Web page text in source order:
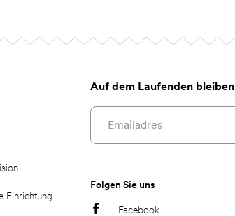
Einrichtung
Auf dem Laufenden bleiben
Email address
Folgen Sie uns
Facebook